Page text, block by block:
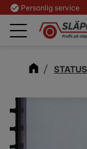
Meny
check_circle Personlig service